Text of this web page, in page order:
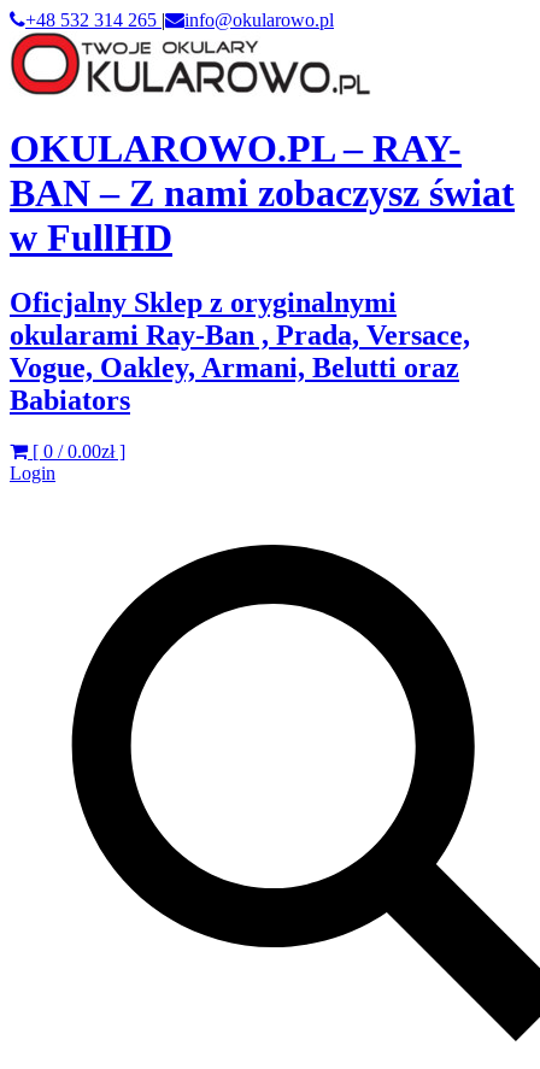
+48 532 314 265 | info@okularowo.pl
OKULAROWO.PL – RAY-
BAN – Z nami zobaczysz świat
w FullHD
Oficjalny Sklep z oryginalnymi
okularami Ray-Ban , Prada, Versace,
Vogue, Oakley, Armani, Belutti oraz
Babiators
[ 0 /0.00zł]
Login